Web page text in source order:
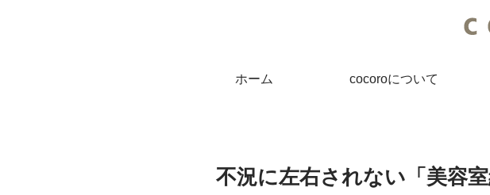
ホーム cocoroについて
不況に左右されない「美容